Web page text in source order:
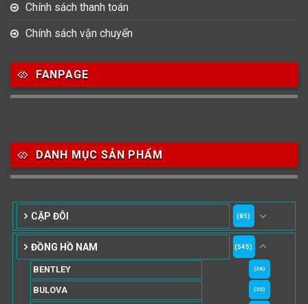
Chính sách thanh toán
Chính sách vận chuyển
FANPAGE
DANH MỤC SẢN PHẨM
CẶP ĐÔI (85)
ĐỒNG HỒ NAM (545)
BENTLEY (26)
BULOVA (20)